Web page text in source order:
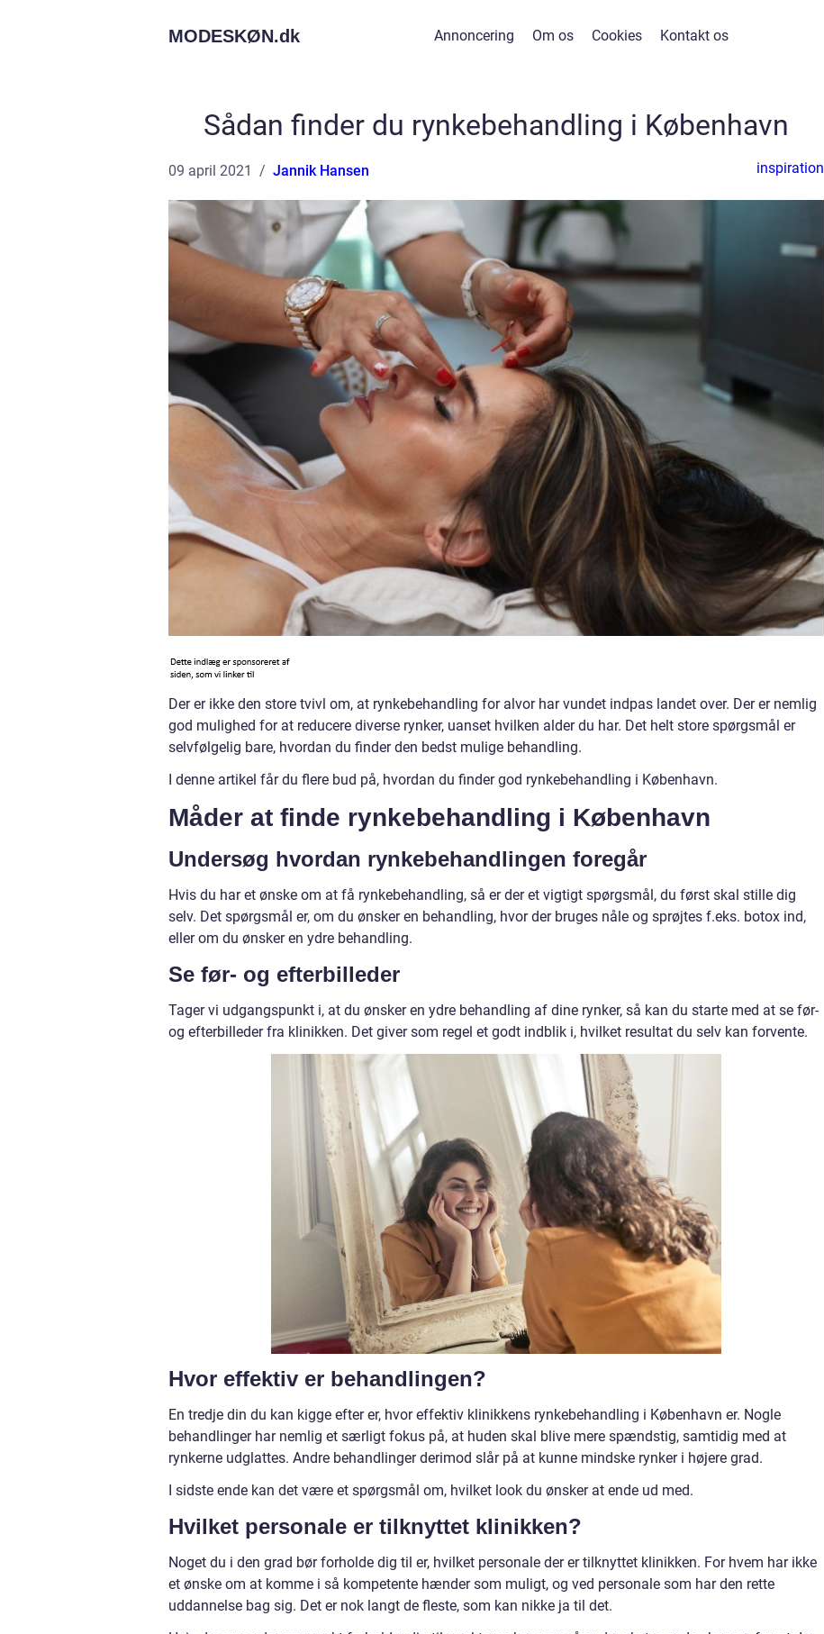
MODESKØN.dk Annoncering Om os Cookies Kontakt os
Sådan finder du rynkebehandling i København
09 april 2021 Jannik Hansen inspiration
Der er ikke den store tvivl om, at rynkebehandling for alvor har vundet indpas landet over. Der er nemlig
god mulighed for at reducere diverse rynker, uanset hvilken alder du har. Det helt store spørgsmål er
selvfølgelig bare, hvordan du finder den bedst mulige behandling.
I denne artikel får du flere bud på, hvordan du finder god rynkebehandling i København.
Måder at finde rynkebehandling i København
Undersøg hvordan rynkebehandlingen foregår
Hvis du har et ønske om at få rynkebehandling, så er der et vigtigt spørgsmål, du først skal stille dig
selv. Det spørgsmål er, om du ønsker en behandling, hvor der bruges nåle og sprøjtes f.eks. botox ind,
eller om du ønsker en ydre behandling.
Se før- og efterbilleder
Tager vi udgangspunkt i, at du ønsker en ydre behandling af dine rynker, så kan du starte med at se før-
og efterbilleder fra klinikken. Det giver som regel et godt indblik i, hvilket resultat du selv kan forvente.
Hvor effektiv er behandlingen?
En tredje din du kan kigge efter er, hvor effektiv klinikkens rynkebehandling i København er. Nogle
behandlinger har nemlig et særligt fokus på, at huden skal blive mere spændstig, samtidig med at
rynkerne udglattes. Andre behandlinger derimod slår på at kunne mindske rynker i højere grad.
I sidste ende kan det være et spørgsmål om, hvilket look du ønsker at ende ud med.
Hvilket personale er tilknyttet klinikken?
Noget du i den grad bør forholde dig til er, hvilket personale der er tilknyttet klinikken. For hvem har ikke
et ønske om at komme i så kompetente hænder som muligt, og ved personale som har den rette
uddannelse bag sig. Det er nok langt de fleste, som kan nikke ja til det.